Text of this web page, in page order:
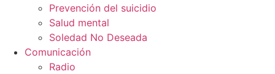
Prevención del suicidio
Salud mental
Soledad No Deseada
Comunicación
Radio